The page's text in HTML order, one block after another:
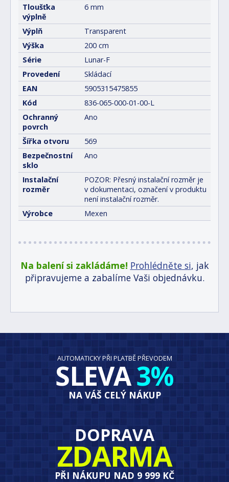
Tloušťka
výplně
6 mm
Výplň
Transparent
Výška
200 cm
Série
Lunar-F
Provedení
Skládací
EAN
5905315475855
Kód
836-065-000-01-00-L
Ochranný
povrch
Ano
Šířka otvoru
569
Bezpečnostní
sklo
Ano
Instalační
rozměr
POZOR: Přesný instalační rozměr je
v dokumentaci, označení v produktu
není instalační rozměr.
Výrobce
Mexen
Na balení si zakládáme! Prohlédněte si, jak
připravujeme a zabalíme Vaši objednávku.
AUTOMATICKY PŘI PLATBĚ PŘEVODEM
SLEVA3%
NA VÁŠ CELÝ NÁKUP
DOPRAVA
ZDARMA
PŘI NÁKUPU NAD 9 999 KČ